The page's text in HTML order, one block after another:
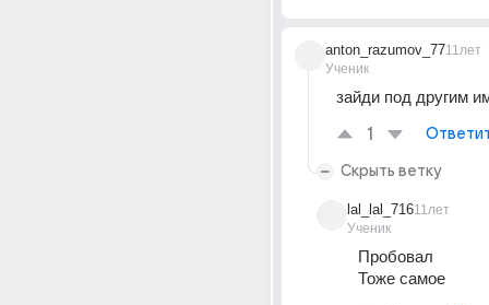
anton_razumov_77
Ученик
11лет
зайди под другим
1
Скрыть ветку
lal_lal_716
Ученик
11лет
Пробовал
Тоже самое